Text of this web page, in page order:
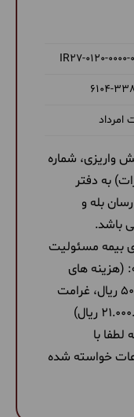
‎IR27-0120-
6104-
امرداد
واریزی، شماره
به دفتر
بله و
باشد.
بیمه مسئولیت
(هزینه های
پزشکی هر نفر تا سقف 500.000.000 ریال، غرامت
با
خواسته شده